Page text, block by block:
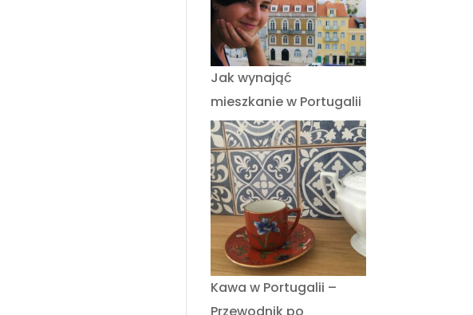
Jak wynająć
mieszkanie w Portugalii
Kawa w Portugalii –
Przewodnik po